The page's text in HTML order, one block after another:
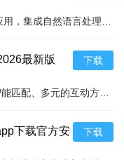
最新版
下载
下载官方安
下载